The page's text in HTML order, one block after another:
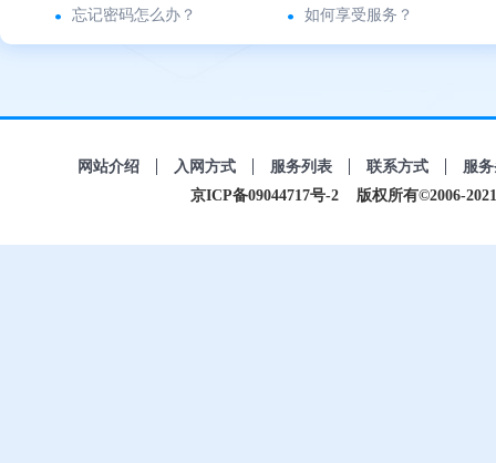
忘记密码怎么办？ 如何享受服务？
网站介绍 入网方式 服务列表 联系方式
服
京ICP备09044717号-2版权所有©2006-